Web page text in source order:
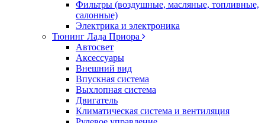
Фильтры (воздушные, масляные, топливные,
салонные)
Электрика и электроника
Тюнинг Лада Приора
Автосвет
Аксессуары
Внешний вид
Впускная система
Выхлопная система
Двигатель
Климатическая система и вентиляция